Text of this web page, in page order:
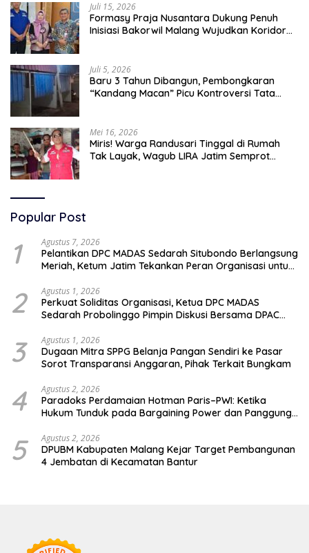
Juli 15, 2026
Formasy Praja Nusantara Dukung Penuh
Inisiasi Bakorwil Malang Wujudkan Koridor
Juli 5, 2026
Baru 3 Tahun Dibangun, Pembongkaran
“Kandang Macan” Picu Kontroversi Tata
Mei 16, 2026
Miris! Warga Randusari Tinggal di Rumah
Tak Layak, Wagub LIRA Jatim Semprot
Popular Post
1 Agustus 7, 2026
Pelantikan DPC MADAS Sedarah Situbondo Berlangsung
Meriah, Ketum Jatim Tekankan Peran Organisasi untuk
2 Agustus 1, 2026
Perkuat Soliditas Organisasi, Ketua DPC MADAS
Sedarah Probolinggo Pimpin Diskusi Bersama DPAC
3 Agustus 1, 2026
Dugaan Mitra SPPG Belanja Pangan Sendiri ke Pasar
Sorot Transparansi Anggaran, Pihak Terkait Bungkam
4 Agustus 2, 2026
Paradoks Perdamaian Hotman Paris–PWI: Ketika
Hukum Tunduk pada Bargaining Power dan Panggung
5 Agustus 2, 2026
DPUBM Kabupaten Malang Kejar Target Pembangunan
4 Jembatan di Kecamatan Bantur